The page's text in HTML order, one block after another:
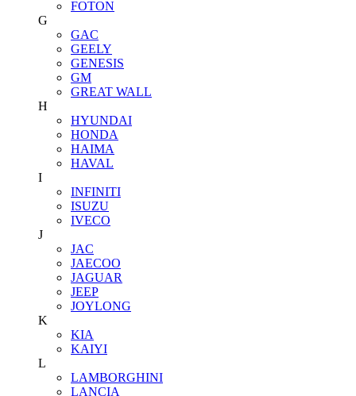
FOTON
G
GAC
GEELY
GENESIS
GM
GREAT WALL
H
HYUNDAI
HONDA
HAIMA
HAVAL
I
INFINITI
ISUZU
IVECO
J
JAC
JAECOO
JAGUAR
JEEP
JOYLONG
K
KIA
KAIYI
L
LAMBORGHINI
LANCIA